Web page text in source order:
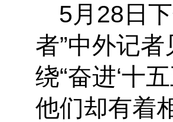
5月28日
者”中外记
绕“奋进‘十
他们却有着